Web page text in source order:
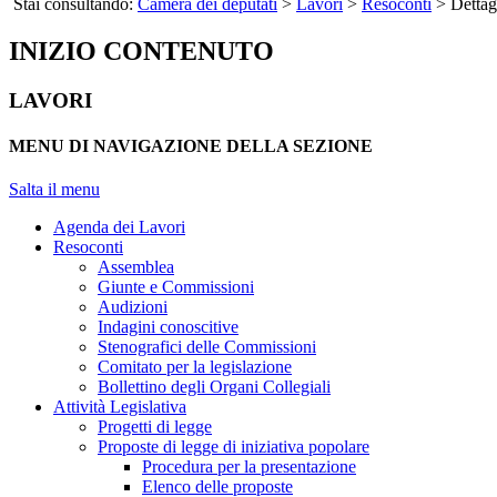
INIZIO CONTENUTO
LAVORI
MENU DI NAVIGAZIONE DELLA SEZIONE
Salta il menu
Agenda dei Lavori
Resoconti
Assemblea
Giunte e Commissioni
Audizioni
Indagini conoscitive
Stenografici delle Commissioni
Comitato per la legislazione
Bollettino degli Organi Collegiali
Attività Legislativa
Progetti di legge
Proposte di legge di iniziativa popolare
Procedura per la presentazione
Elenco delle proposte